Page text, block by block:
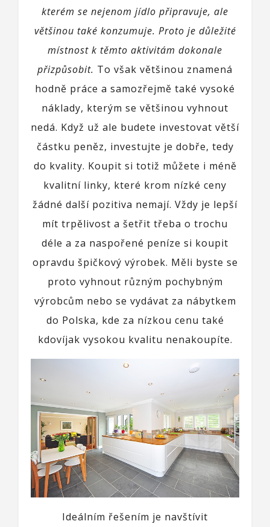
kterém se nejenom jídlo připravuje, ale
většinou také konzumuje. Proto je důležité
místnost k těmto aktivitám dokonale
přizpůsobit. To však většinou znamená
hodně práce a samozřejmě také vysoké
náklady, kterým se většinou vyhnout
nedá. Když už ale budete investovat větší
částku peněz, investujte je dobře, tedy
do kvality. Koupit si totiž můžete i méně
kvalitní linky, které krom nízké ceny
žádné další pozitiva nemají. Vždy je lepší
mít trpělivost a šetřit třeba o trochu
déle a za naspořené peníze si koupit
opravdu špičkový výrobek. Měli byste se
proto vyhnout různým pochybným
výrobcům nebo se vydávat za nábytkem
do Polska, kde za nízkou cenu také
kdovíjak vysokou kvalitu nenakoupíte.
Ideálním řešením je navštívit